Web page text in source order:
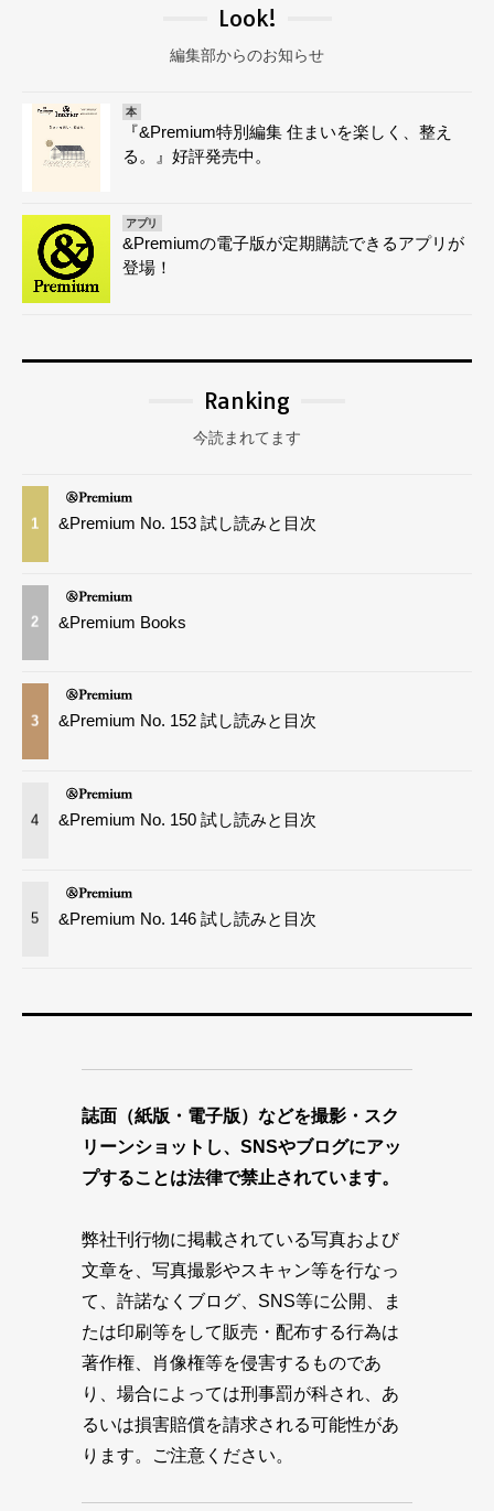
Look!
編集部からのお知らせ
本
『&Premium特別編集 住まいを楽しく、整え
る。』好評発売中。
アプリ
&Premiumの電子版が定期購読できるアプリが
登場！
Ranking
今読まれてます
1 &Premium No. 153 試し読みと目次
2 &Premium Books
3 &Premium No. 152 試し読みと目次
4 &Premium No. 150 試し読みと目次
5 &Premium No. 146 試し読みと目次
誌面（紙版・電子版）などを撮影・スク
リーンショットし、SNSやブログにアッ
プすることは法律で禁止されています。
弊社刊行物に掲載されている写真および
文章を、写真撮影やスキャン等を行なっ
て、許諾なくブログ、SNS等に公開、ま
たは印刷等をして販売・配布する行為は
著作権、肖像権等を侵害するものであ
り、場合によっては刑事罰が科され、あ
るいは損害賠償を請求される可能性があ
ります。ご注意ください。